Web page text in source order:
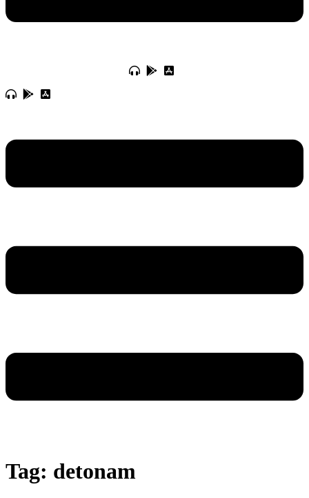
Tag: detonam